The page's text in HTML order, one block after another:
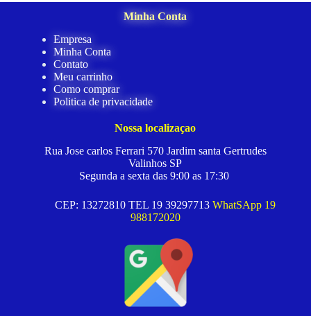
Minha Conta
Empresa
Minha Conta
Contato
Meu carrinho
Como comprar
Politica de privacidade
Nossa localizaçao
Rua Jose carlos Ferrari 570 Jardim santa Gertrudes
Valinhos SP
Segunda a sexta das 9:00 as 17:30
CEP: 13272810 TEL 19 39297713 WhatSApp 19
988172020